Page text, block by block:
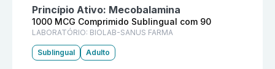
Princípio Ativo: Mecobalamina
1000 MCG Comprimido Sublingual com 90
LABORATÓRIO: BIOLAB-SANUS FARMA
Sublingual Adulto